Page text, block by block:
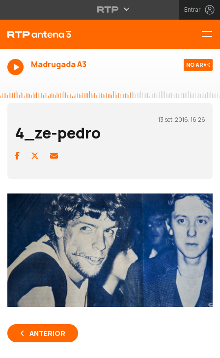
Entrar
Madrugada A3 NO AR
13 set, 2016, 16:26
4_ze-pedro
ANTERIOR